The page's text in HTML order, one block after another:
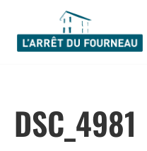
content
DSC_4981